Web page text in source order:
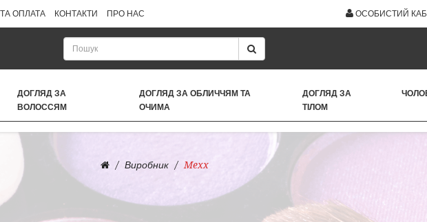
ОПЛАТА КОНТАКТИ ПРО НАС ОСОБИСТИЙ
ДОГЛЯД ЗА
ВОЛОССЯМ
ДОГЛЯД ЗА ОБЛИЧЧЯМ ТА
ОЧИМА
ДОГЛЯД ЗА
ТІЛОМ
Виробник Mexx